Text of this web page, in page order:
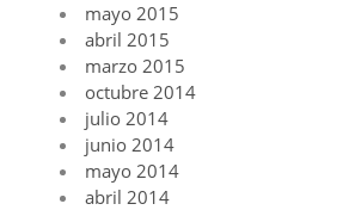
mayo 2015
abril 2015
marzo 2015
octubre 2014
julio 2014
junio 2014
mayo 2014
abril 2014